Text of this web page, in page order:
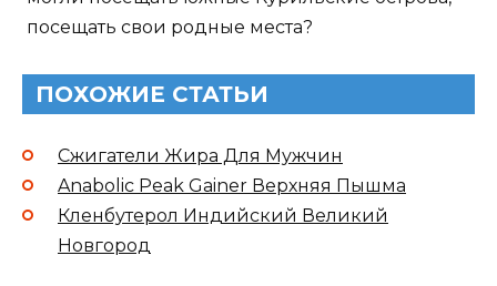
посещать свои родные места?
ПОХОЖИЕ СТАТЬИ
Сжигатели Жира Для Мужчин
Anabolic Peak Gainer Верхняя Пышма
Кленбутерол Индийский Великий
Новгород